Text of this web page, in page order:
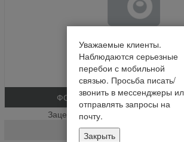
ФОТО
Зацеп проставки ( из отливки
3518060-13049
Уважаемые клиенты.
Наблюдаются серьезные
перебои с мобильной
связью. Просьба писать/
звонить в мессенджеры
отправлять запросы на
почту.
Закрыть